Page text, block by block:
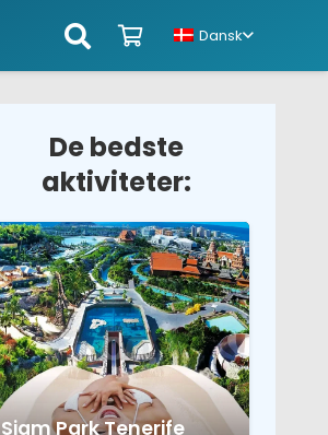
Dansk
De bedste
aktiviteter:
Siam Park Tenerife